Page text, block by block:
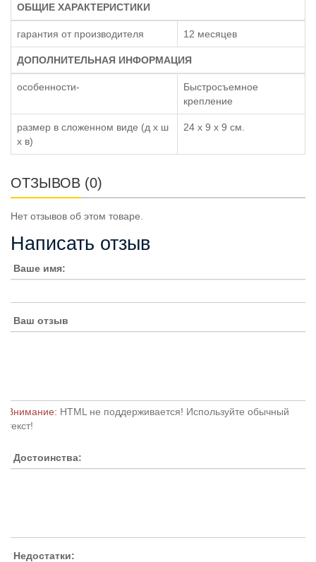
ОБЩИЕ ХАРАКТЕРИСТИКИ
гарантия от производителя 12 месяцев
ДОПОЛНИТЕЛЬНАЯ ИНФОРМАЦИЯ
особенности-
Быстросъемное
крепление
размер в сложенном виде (д x ш
x в)
24 х 9 х 9 см.
ОТЗЫВОВ (0)
Нет отзывов об этом товаре.
Написать отзыв
Ваше имя:
Ваш отзыв
Внимание: HTML не поддерживается! Используйте обычный
текст!
Достоинства:
Недостатки: